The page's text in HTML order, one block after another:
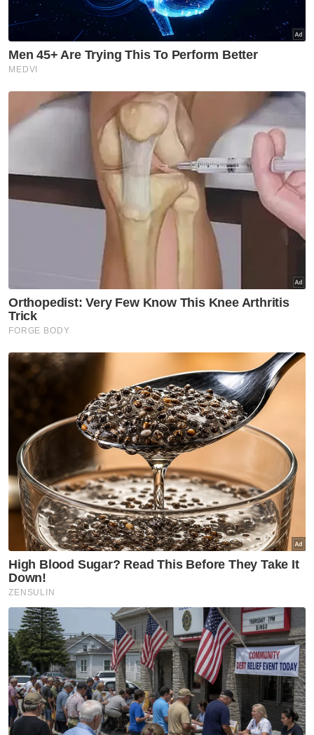
terus meningkat
KKM keluarkan perincian
Covid-19
KKM pantau peningkatan kes
Covid-19 di Singapura
Covid-19
Kes Covid-19 di Pulau Pinang
menurun